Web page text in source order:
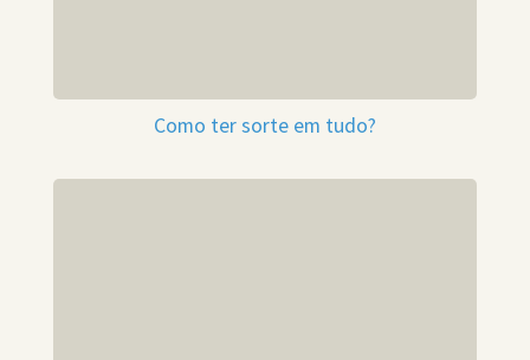
Como ter sorte em tudo?